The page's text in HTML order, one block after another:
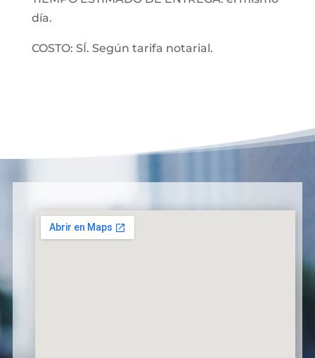
día.
COSTO: SÍ. Según tarifa notarial.